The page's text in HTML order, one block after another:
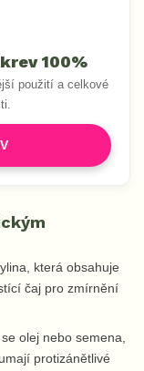
100%
použití a celkové
která obsahuje
čaj pro zmírnění
olej nebo semena,
protizánětlivé